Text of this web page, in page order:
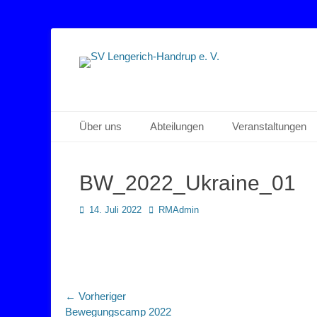
SV Lengerich-
Sportverein Lengerich Handrup
Primäres Menü
Zum
Inhalt
Über uns Abteilungen Veranstaltungen
BW_2022_Ukraine_01
Posted
14. Juli 2022 AutorRMAdmin
Beitragsnavigation
← Vorheriger
Vorheriger
Bewegungscamp 2022